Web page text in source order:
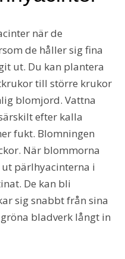
när de
de håller sig fina
ut. Du kan plantera
till större krukor
blomjord. Vattna
efter kalla
fukt. Blomningen
När blommorna
pärlhyacinterna i
De kan bli
sig snabbt från sina
bladverk långt in